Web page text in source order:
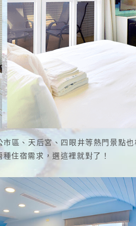
區、天后宮、四眼井等熱門景點也
種住宿需求，選這裡就對了！